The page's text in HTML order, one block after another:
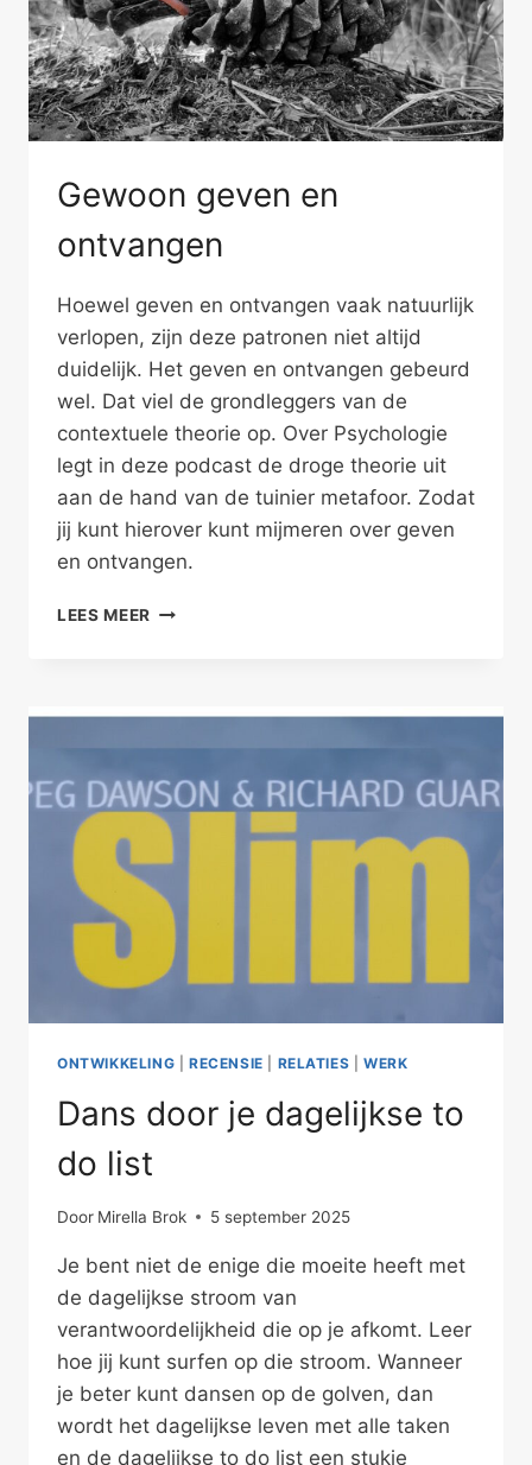
Gewoon geven en
ontvangen
Hoewel geven en ontvangen vaak natuurlijk
verlopen, zijn deze patronen niet altijd
duidelijk. Het geven en ontvangen gebeurd
wel. Dat viel de grondleggers van de
contextuele theorie op. Over Psychologie
legt in deze podcast de droge theorie uit
aan de hand van de tuinier metafoor. Zodat
jij kunt hierover kunt mijmeren over geven
en ontvangen.
LEES MEER GEWOON
ONTWIKKELING RECENSIE RELATIES |WERK
Dans door je dagelijkse to
do list
Door Mirella Brok 5 september 2025
Je bent niet de enige die moeite heeft met
de dagelijkse stroom van
verantwoordelijkheid die op je afkomt. Leer
hoe jij kunt surfen op die stroom. Wanneer
je beter kunt dansen op de golven, dan
wordt het dagelijkse leven met alle taken
en de dagelijkse to do list een stukje